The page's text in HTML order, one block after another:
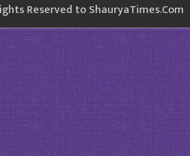
Reserved to ShauryaTimes.Com